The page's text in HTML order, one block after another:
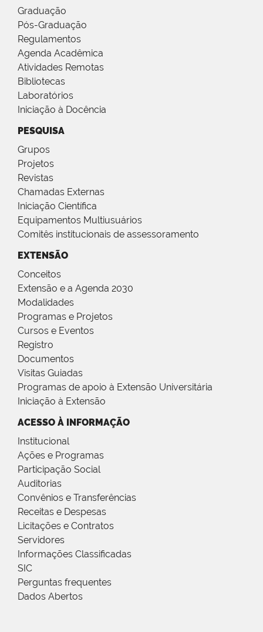
Graduação
Pós-Graduação
Regulamentos
Agenda Acadêmica
Atividades Remotas
Bibliotecas
Laboratórios
Iniciação à Docência
PESQUISA
Grupos
Projetos
Revistas
Chamadas Externas
Iniciação Científica
Equipamentos Multiusuários
Comitês institucionais de assessoramento
EXTENSÃO
Conceitos
Extensão e a Agenda 2030
Modalidades
Programas e Projetos
Cursos e Eventos
Registro
Documentos
Visitas Guiadas
Programas de apoio à Extensão Universitária
Iniciação à Extensão
ACESSO À INFORMAÇÃO
Institucional
Ações e Programas
Participação Social
Auditorias
Convênios e Transferências
Receitas e Despesas
Licitações e Contratos
Servidores
Informações Classificadas
SIC
Perguntas frequentes
Dados Abertos